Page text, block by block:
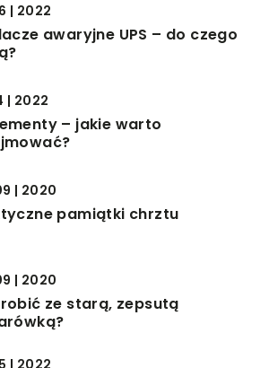
| 2022
awaryjne UPS – do czego
| 2022
– jakie warto
| 2020
pamiątki chrztu
| 2020
ze starą, zepsutą
| 2022